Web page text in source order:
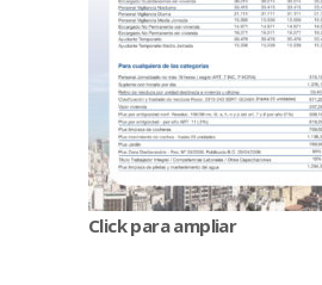
Click para ampliar